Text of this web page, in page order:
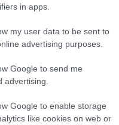
in apps.
my user data to be sent to
advertising purposes.
Google to send me
advertising.
Google to enable storage
like cookies on web or
hogy a napelemek
elhalványul majd,
energiát. Ez
sem, hogy a